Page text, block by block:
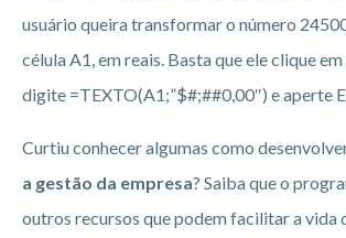
usuário queira transformar o número
célula A1, em reais. Basta que ele clique em
digite =TEXTO(A1;”$#;##0,00″) e aperte
Curtiu conhecer algumas como
a gestão da empresa? Saiba que o
outros recursos que podem facilitar a vida